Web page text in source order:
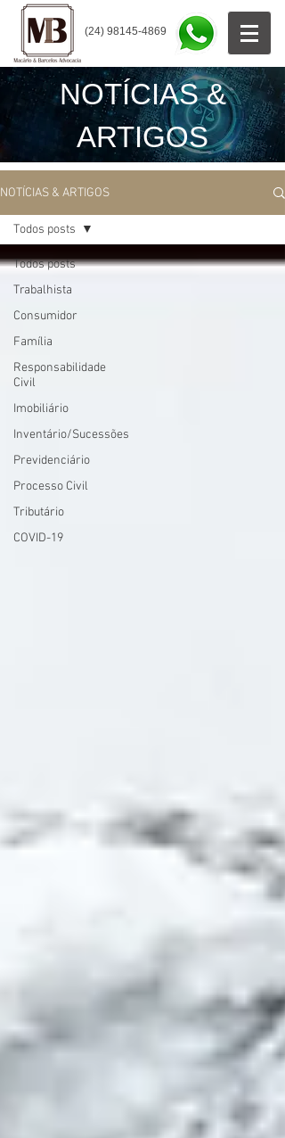
(24) 98145-4869
NOTÍCIAS &
ARTIGOS
NOTÍCIAS & ARTIGOS
Todos posts
Trabalhista
Consumidor
Família
Responsabilidade
Civil
Imobiliário
Inventário/Sucessões
Previdenciário
Processo Civil
Tributário
COVID-19
Todos posts